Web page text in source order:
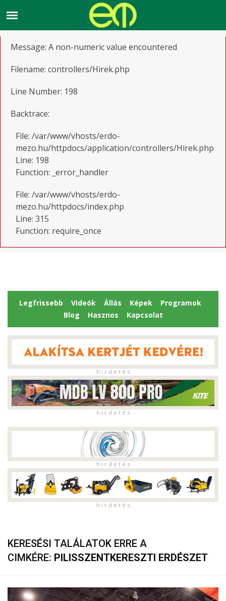
A PHP Error was encountered
Message: A non-numeric value encountered
Filename: controllers/Hirek.php
Line Number: 198
Backtrace:
File: /var/www/vhosts/erdo-
mezo.hu/httpdocs/application/controllers/Hirek.php
Line: 198
Function: _error_handler
File: /var/www/vhosts/erdo-
mezo.hu/httpdocs/index.php
Line: 315
Function: require_once
Legfrissebb Videók Állás Képek
Programok
Blog
Hasznos Kapcsolat
h i r d e t é s
h i r d e t é s
h i r d e t é s
h i r d e t é s
KERESÉSI TALÁLATOK ERRE A
CIMKÉRE: PILISSZENTKERESZTI ERDÉSZET